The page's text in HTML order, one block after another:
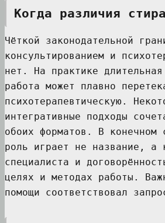
Когда различия
Чёткой законодательной
консультированием и
нет. На практике длительная
работа может плавно
психотерапевтическую.
интегративные подходы
обоих форматов. В конечном
роль играет не название, а
специалиста и
целях и методах работы.
помощи соответствовал